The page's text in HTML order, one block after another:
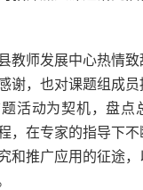
教师发展中心热情
谢，也对课题组成
活动为契机，盘点
，在专家的指导下
和推广应用的征途